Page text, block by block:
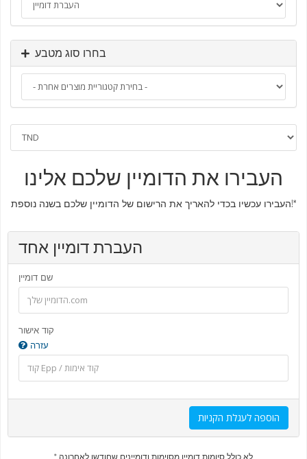
בחרו סוג מטבע
העבירו את הדומיין שלכם אלינו
העבירו עכשיו בכדי להאריך את הרישום של הדומיין שלכם בשנה נוספת!*
העברת דומיין אחד
שם דומיין
קוד אישור
עזרה
הוספה לעגלת הקניות
* לא כולל סיומות דומיין מסוימות ודומיינים שחודשו לאחרונה